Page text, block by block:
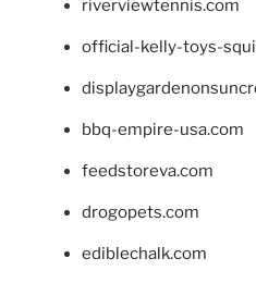
riverviewtennis.com
official-kelly-toys-
bbq-empire-usa.com
feedstoreva.com
drogopets.com
ediblechalk.com